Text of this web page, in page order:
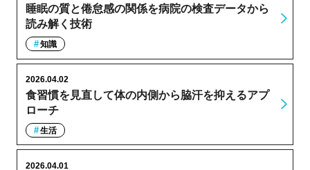
睡眠の質と倦怠感の関係を病院の検査データから
読み解く技術
知識
食習慣を見直して体の内側から脇汗を抑えるアプ
ローチ
2026.04.02
生活
2026.04.01